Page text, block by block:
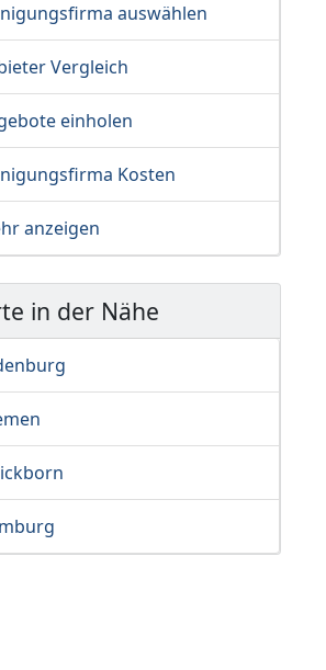
auswählen
Vergleich
einholen
Kosten
anzeigen
in der Nähe